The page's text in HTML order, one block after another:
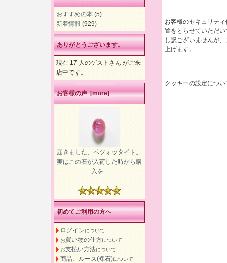
お客様のセキュリテ
置をとらせていただ
し訳ございませんが
上げます。
クッキーの設定につ
おすすめの本 (5)
新着情報 (929)
ありがとうございます。
現在 17 人のゲストさん がご来
店中です。
お客様の声 [more]
届きました、ペツォッタイト。
実はこの石が入荷した時から購
入を ..
初めてご利用の方へ
ログインについて
お買い物の仕方について
お支払い方法について
商品、ルース(裸石)について